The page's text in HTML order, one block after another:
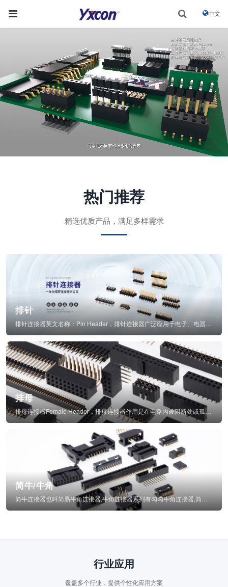
中文
热门推荐
精选优质产品，满足多样需求
排针
排母
排母连接器Female Header，排母连接器作用是在电路内被阻断处或孤立不通...
简牛/牛角
行业应用
覆盖多个行业，提供个性化应用方案